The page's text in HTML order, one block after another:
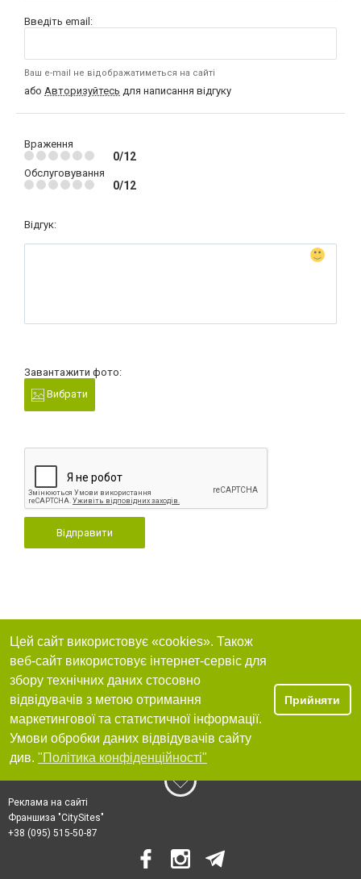
Введіть email:
Ваш e-mail не відображатиметься на сайті
або Авторизуйтесь для написання відгуку
Враження
0/12
Обслуговування
0/12
Відгук:
Завантажити фото:
Вибрати
Відправити
Цей сайт використовує «cookies». Також
веб-сайт використовує інтернет-сервіс для
збору технічних даних стосовно
відвідувачів з метою отримання
маркетингової та статистичної інформації.
Умови обробки даних відвідувачів сайту
див. "Політика конфіденційності"
Прийняти
Реклама на сайті
Франшиза "CitySites"
+38 (095) 515-50-87